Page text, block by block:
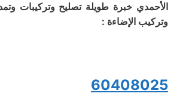
الأحمدي خبرة طويلة تصليح وتركيبات
وتركيب الإضاءة :
60408025